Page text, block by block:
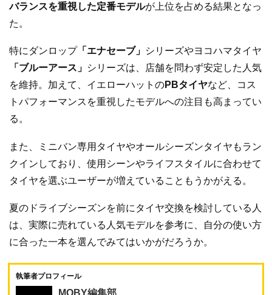
バランスを重視した定番モデルが上位を占める結果となっ
た。
特にダンロップ「エナセーブ」 シリーズやヨコハマタイヤ
「ブルーアース」 シリーズは、店舗を問わず安定した人気
を維持。加えて、イエローハットのPBタイヤなど、コス
トパフォーマンスを重視したモデルへの注目も高まってい
る。
また、ミニバン専用タイヤやオールシーズンタイヤもラン
クインしており、使用シーンやライフスタイルに合わせて
タイヤを選ぶユーザーが増えていることもうかがえる。
夏のドライブシーズンを前にタイヤ交換を検討している人
は、実際に売れている人気モデルを参考に、自分の使い方
に合った一本を選んでみてはいかがだろうか。
執筆者プロフィール